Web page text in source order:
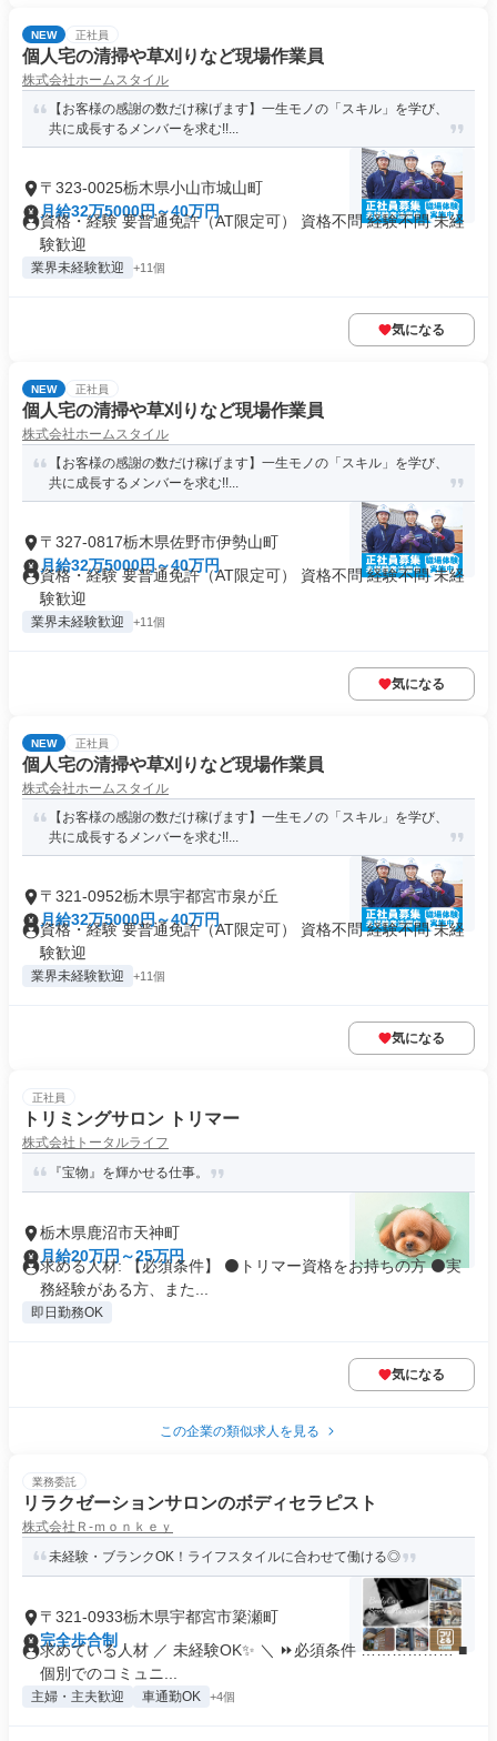
NEW 正社員
個人宅の清掃や草刈りなど現場作業員
株式会社ホームスタイル
【お客様の感謝の数だけ稼げます】一生モノの「スキル」を学び、
共に成長するメンバーを求む!!...
〒323-0025栃木県小山市城山町
月給32万5000円～40万円
資格・経験 要普通免許（AT限定可） 資格不問 経験不問 未経
験歓迎
業界未経験歓迎 +11個
気になる
NEW 正社員
個人宅の清掃や草刈りなど現場作業員
株式会社ホームスタイル
【お客様の感謝の数だけ稼げます】一生モノの「スキル」を学び、
共に成長するメンバーを求む!!...
〒327-0817栃木県佐野市伊勢山町
月給32万5000円～40万円
資格・経験 要普通免許（AT限定可） 資格不問 経験不問 未経
験歓迎
業界未経験歓迎 +11個
気になる
NEW 正社員
個人宅の清掃や草刈りなど現場作業員
株式会社ホームスタイル
【お客様の感謝の数だけ稼げます】一生モノの「スキル」を学び、
共に成長するメンバーを求む!!...
〒321-0952栃木県宇都宮市泉が丘
月給32万5000円～40万円
資格・経験 要普通免許（AT限定可） 資格不問 経験不問 未経
験歓迎
業界未経験歓迎 +11個
気になる
正社員
トリミングサロン トリマー
株式会社トータルライフ
『宝物』を輝かせる仕事。
栃木県鹿沼市天神町
月給20万円～25万円
求める人材: 【必須条件】 ⚫トリマー資格をお持ちの方 ⚫実
務経験がある方、また...
即日勤務OK
気になる
この企業の類似求人を見る
業務委託
リラクゼーションサロンのボディセラピスト
株式会社Ｒ‐ｍｏｎｋｅｙ
未経験・ブランクOK！ライフスタイルに合わせて働ける◎
〒321-0933栃木県宇都宮市簗瀬町
完全歩合制
求めている人材 ／ 未経験OK✨ ＼ ⏩必須条件 ……………… ■
個別でのコミュニ...
主婦・主夫歓迎 車通勤OK +4個